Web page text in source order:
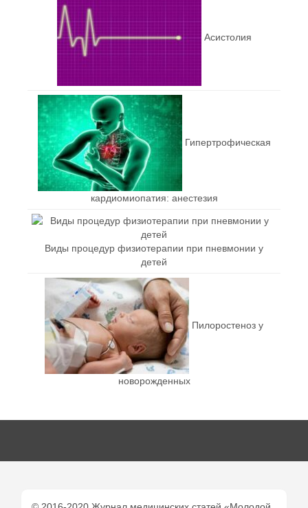
Асистолия
Гипертрофическая
кардиомиопатия: анестезия
Виды процедур физиотерапии при пневмонии у
детей
Пилоростеноз у
новорожденных